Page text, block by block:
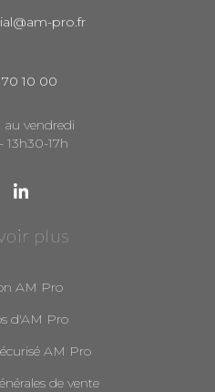
pro.fr
70 10 00
vendredi
13h30-17h
plus
AM Pro
d'AM Pro
AM Pro
de vente